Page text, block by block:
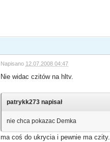
Napisano 12.07.2008 04:47
Nie widac czitów na hltv.
patrykk273 napisał
nie chca pokazac Demka
ma coś do ukrycia i pewnie ma czity.